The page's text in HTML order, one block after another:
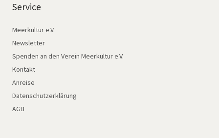
Service
Meerkultur e.V.
Newsletter
Spenden an den Verein Meerkultur e.V.
Kontakt
Anreise
Datenschutzerklärung
AGB